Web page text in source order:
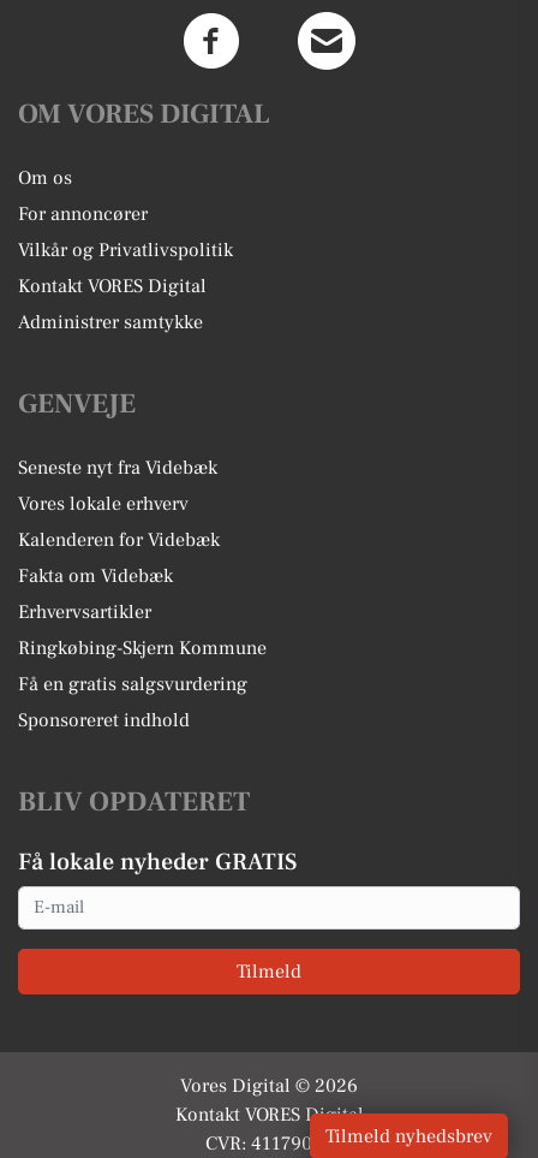
OM VORES DIGITAL
Om os
For annoncører
Vilkår og Privatlivspolitik
Kontakt VORES Digital
Administrer samtykke
GENVEJE
Seneste nyt fra Videbæk
Vores lokale erhverv
Kalenderen for Videbæk
Fakta om Videbæk
Erhvervsartikler
Ringkøbing-Skjern Kommune
Få en gratis salgsvurdering
Sponsoreret indhold
BLIV OPDATERET
Få lokale nyheder GRATIS
Email
Tilmeld
Vores Digital © 2026
Kontakt VORES Digital
CVR: 41179082Tilmeld nyhedsbrev